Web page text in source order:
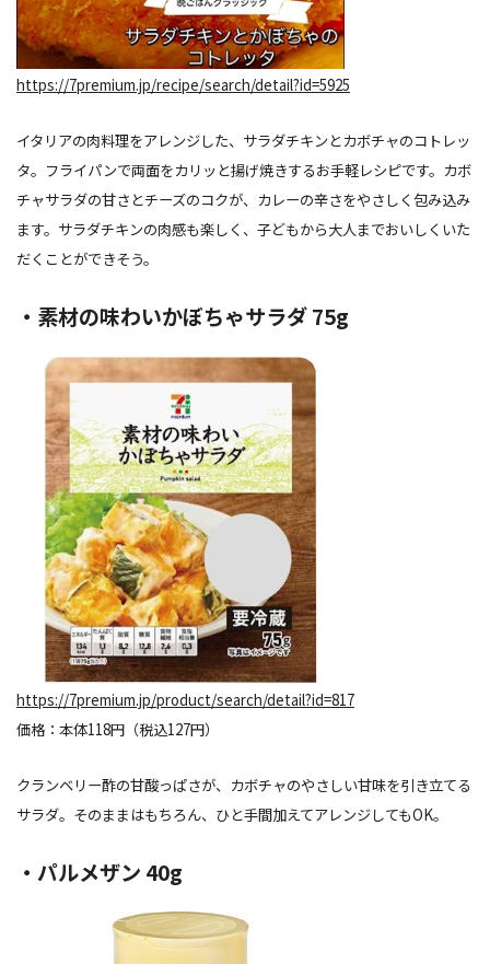
https://7premium.jp/recipe/search/detail?id=5925
イタリアの肉料理をアレンジした、サラダチキンとカボチャのコトレッ
タ。フライパンで両面をカリッと揚げ焼きするお手軽レシピです。カボ
チャサラダの甘さとチーズのコクが、カレーの辛さをやさしく包み込み
ます。サラダチキンの肉感も楽しく、子どもから大人までおいしくいた
だくことができそう。
・素材の味わいかぼちゃサラダ 75g
https://7premium.jp/product/search/detail?id=817
価格：本体118円（税込127円）
クランベリー酢の甘酸っぱさが、カボチャのやさしい甘味を引き立てる
サラダ。そのままはもちろん、ひと手間加えてアレンジしてもOK。
・パルメザン 40g